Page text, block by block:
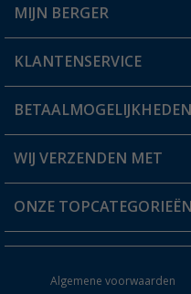
Winkel vinden
MIJN BERGER
Mijn account
Status bestelling
Verlanglijstje
KLANTENSERVICE
FAQ & Contact
Verzendinformatie
Catalogus
BETAALMOGELIJKHEDEN
WIJ VERZENDEN MET
ONZE TOPCATEGORIEËN
Algemene voorwaarden